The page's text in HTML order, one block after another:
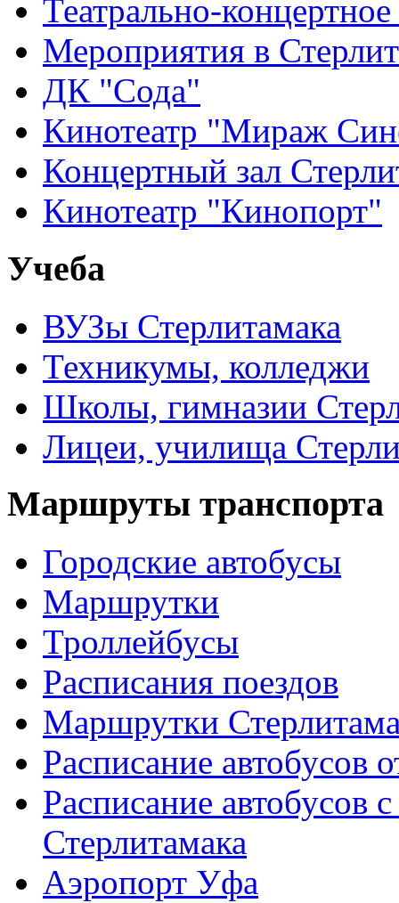
Театрально-
Мероприятия в
ДК "Сода"
Кинотеатр "Мираж
Концертный зал
Кинотеатр "Кинопорт"
Учеба
ВУЗы Стерлитамака
Техникумы, колледжи
Школы, гимназии
Лицеи, училища
Маршруты транспорта
Городские автобусы
Маршрутки
Троллейбусы
Расписания поездов
Маршрутки
Расписание автобусов
Расписание автобусов
Стерлитамака
Аэропорт Уфа